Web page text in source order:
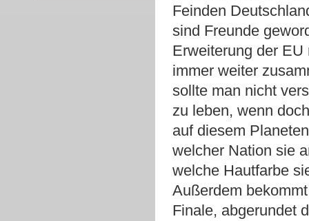
Feinden
sind Freunde
Erweiterung der
immer weiter
sollte man nicht
zu leben, wenn
auf diesem
welcher Nation sie
welche Hautfarbe
Außerdem
Finale, abgerundet